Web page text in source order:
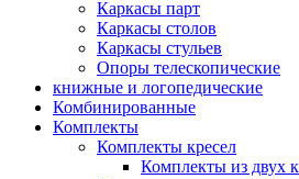
Каркасы парт
Каркасы столов
Каркасы стульев
Опоры телескопические
книжные и логопедические
Комбинированные
Комплекты
Комплекты кресел
Комплекты из двух